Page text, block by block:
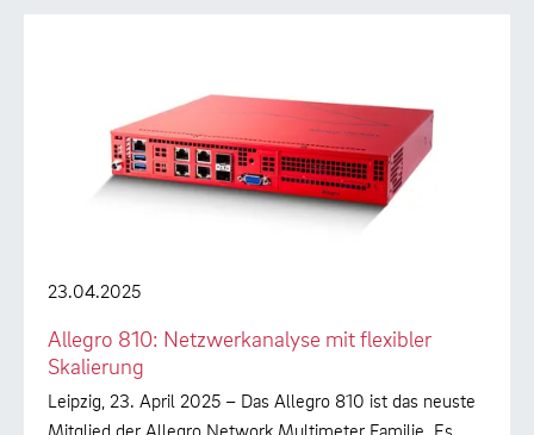
23.04.2025
Allegro 810: Netzwerkanalyse mit flexibler
Skalierung
Leipzig, 23. April 2025 – Das Allegro 810 ist das neuste